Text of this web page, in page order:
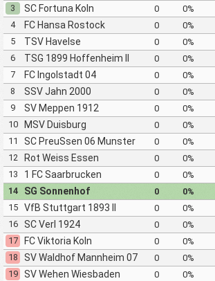
1895
3
SC Fortuna Koln 0 0%
4
FC Hansa Rostock 0 0%
5
TSV Havelse 0 0%
6
TSG 1899 Hoffenheim II 0 0%
7
FC Ingolstadt 04 0 0%
8
SSV Jahn 2000
Regensburg
0 0%
9
SV Meppen 1912 0 0%
10
MSV Duisburg 0 0%
11
SC PreuSsen 06 Munster 0 0%
12
Rot Weiss Essen 0 0%
13
1 FC Saarbrucken 0 0%
14
SG Sonnenhof
GroSsaspach
0 0%
15
VfB Stuttgart 1893 II 0 0%
16
SC Verl 1924 0 0%
17
FC Viktoria Koln 0 0%
18
SV Waldhof Mannheim 07 0 0%
19
SV Wehen Wiesbaden 0 0%